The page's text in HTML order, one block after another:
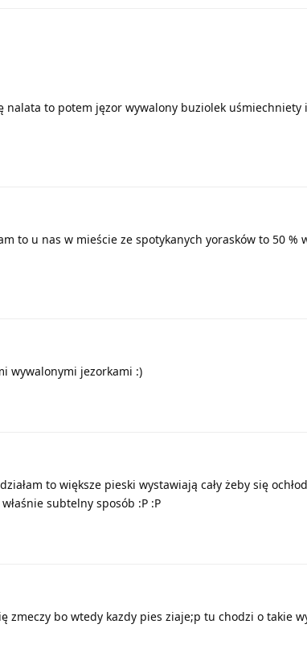
nalata to potem jęzor wywalony buziolek uśmiechniety
to u nas w mieście ze spotykanych yorasków to 50 %
wywalonymi jezorkami :)
to większe pieski wystawiają cały żeby się
subtelny sposób :P :P
zmeczy bo wtedy kazdy pies ziaje;p tu chodzi o takie